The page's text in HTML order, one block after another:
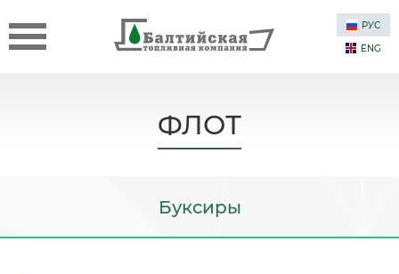
РУС
ENG
ФЛОТ
Буксиры